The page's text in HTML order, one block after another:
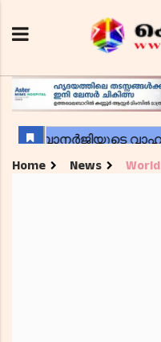
Home News World